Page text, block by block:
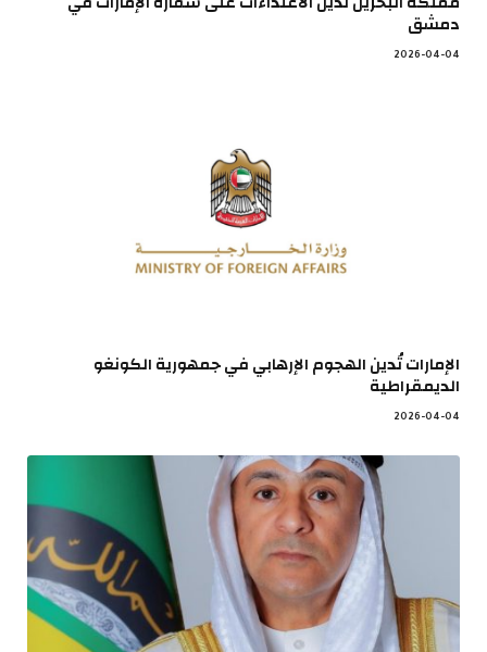
دمشق
2026-04-04
الإمارات تُدين الهجوم الإرهابي في جمهورية الكونغو
الديمقراطية
2026-04-04